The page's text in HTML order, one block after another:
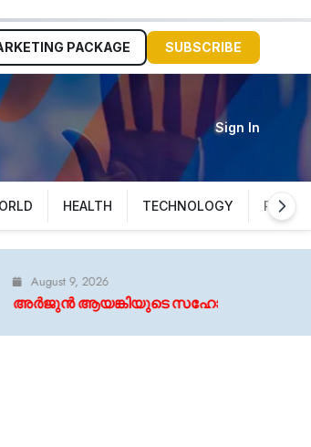
PACKAGE SUBSCRIBE
Sign In
HEALTH TECHNOLOGY
അജയ് ആയങ്കിക്ക് സ്റ്റേഷൻ